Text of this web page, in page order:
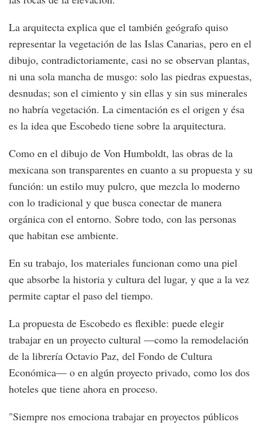
La arquitecta explica que el también geógrafo quiso
representar la vegetación de las Islas Canarias, pero en el
dibujo, contradictoriamente, casi no se observan plantas,
ni una sola mancha de musgo: solo las piedras expuestas,
desnudas; son el cimiento y sin ellas y sin sus minerales
no habría vegetación. La cimentación es el origen y ésa
es la idea que Escobedo tiene sobre la arquitectura.
Como en el dibujo de Von Humboldt, las obras de la
mexicana son transparentes en cuanto a su propuesta y su
función: un estilo muy pulcro, que mezcla lo moderno
con lo tradicional y que busca conectar de manera
orgánica con el entorno. Sobre todo, con las personas
que habitan ese ambiente.
En su trabajo, los materiales funcionan como una piel
que absorbe la historia y cultura del lugar, y que a la vez
permite captar el paso del tiempo.
La propuesta de Escobedo es flexible: puede elegir
trabajar en un proyecto cultural —como la remodelación
de la librería Octavio Paz, del Fondo de Cultura
Económica— o en algún proyecto privado, como los dos
hoteles que tiene ahora en proceso.
"Siempre nos emociona trabajar en proyectos públicos